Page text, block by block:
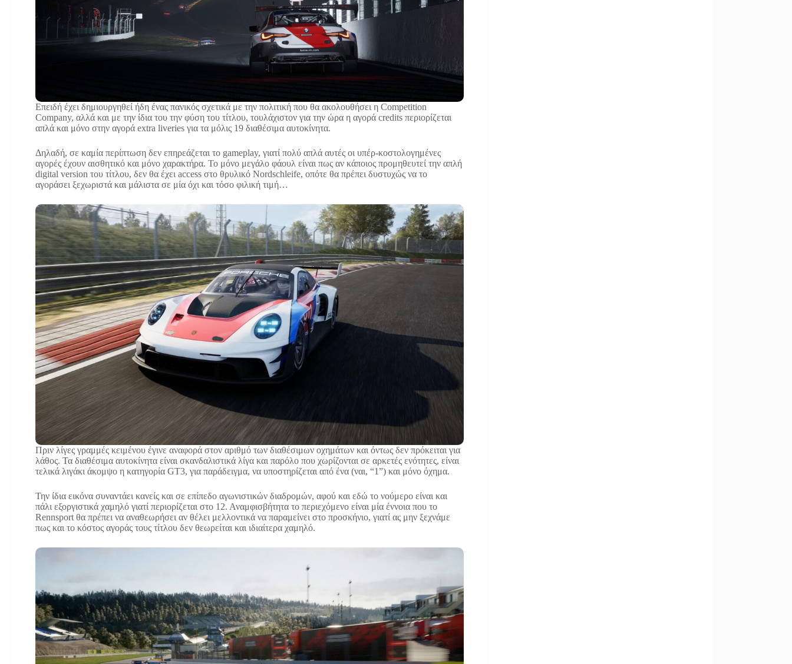
Επειδή έχει δημιουργηθεί ήδη ένας πανικός σχετικά με την πολιτική που θα ακολουθήσει η Competition
Company, αλλά και με την ίδια του την φύση του τίτλου, τουλάχιστον για την ώρα η αγορά credits περιορίζεται
απλά και μόνο στην αγορά extra liveries για τα μόλις 19 διαθέσιμα αυτοκίνητα.
Δηλαδή, σε καμία περίπτωση δεν επηρεάζεται το gameplay, γιατί πολύ απλά αυτές οι υπέρ-κοστολογημένες
αγορές έχουν αισθητικό και μόνο χαρακτήρα. Το μόνο μεγάλο φάουλ είναι πως αν κάποιος προμηθευτεί την απλή
digital version του τίτλου, δεν θα έχει access στο θρυλικό Nordschleife, οπότε θα πρέπει δυστυχώς να το
αγοράσει ξεχωριστά και μάλιστα σε μία όχι και τόσο φιλική τιμή…
Πριν λίγες γραμμές κειμένου έγινε αναφορά στον αριθμό των διαθέσιμων οχημάτων και όντως δεν πρόκειται για
λάθος. Τα διαθέσιμα αυτοκίνητα είναι σκανδαλιστικά λίγα και παρόλο που χωρίζονται σε αρκετές ενότητες, είναι
τελικά λιγάκι άκομψο η κατηγορία GT3, για παράδειγμα, να υποστηρίζεται από ένα (ναι, “1”) και μόνο όχημα.
Την ίδια εικόνα συναντάει κανείς και σε επίπεδο αγωνιστικών διαδρομών, αφού και εδώ το νούμερο είναι και
πάλι εξοργιστικά χαμηλό γιατί περιορίζεται στο 12. Αναμφισβήτητα το περιεχόμενο είναι μία έννοια που το
Rennsport θα πρέπει να αναθεωρήσει αν θέλει μελλοντικά να παραμείνει στο προσκήνιο, γιατί ας μην ξεχνάμε
πως και το κόστος αγοράς τους τίτλου δεν θεωρείται και ιδιαίτερα χαμηλό.